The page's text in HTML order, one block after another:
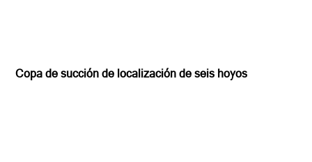
Copa de succión de localización de seis hoyos